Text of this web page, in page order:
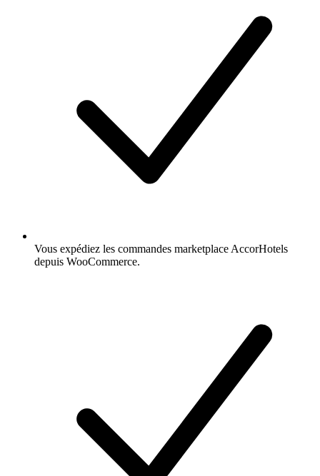
Vous expédiez les commandes marketplace AccorHotels
depuis WooCommerce.